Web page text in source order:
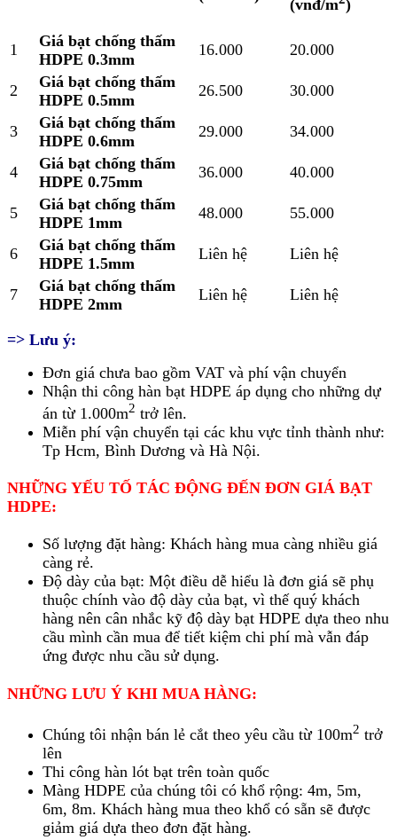
(vnđ/m )
1
Giá bạt chống thấm
HDPE 0.3mm
16.000 20.000
2
Giá bạt chống thấm
HDPE 0.5mm
26.500 30.000
3
Giá bạt chống thấm
HDPE 0.6mm
29.000 34.000
4
Giá bạt chống thấm
HDPE 0.75mm
36.000 40.000
5
Giá bạt chống thấm
HDPE 1mm
48.000 55.000
6
Giá bạt chống thấm
HDPE 1.5mm
Liên hệ Liên hệ
7
Giá bạt chống thấm
HDPE 2mm
Liên hệ Liên hệ
=> Lưu ý:
Đơn giá chưa bao gồm VAT và phí vận chuyển
Nhận thi công hàn bạt HDPE áp dụng cho những dự
án từ 1.000m2 trở lên.
Miễn phí vận chuyển tại các khu vực tỉnh thành như:
Tp Hcm, Bình Dương và Hà Nội.
NHỮNG YẾU TỐ TÁC ĐỘNG ĐẾN ĐƠN GIÁ BẠT
HDPE:
Số lượng đặt hàng: Khách hàng mua càng nhiều giá
càng rẻ.
Độ dày của bạt: Một điều dễ hiểu là đơn giá sẽ phụ
thuộc chính vào độ dày của bạt, vì thế quý khách
hàng nên cân nhắc kỹ độ dày bạt HDPE dựa theo nhu
cầu mình cần mua để tiết kiệm chi phí mà vẫn đáp
ứng được nhu cầu sử dụng.
NHỮNG LƯU Ý KHI MUA HÀNG:
Chúng tôi nhận bán lẻ cắt theo yêu cầu từ 100m2 trở
lên
Thi công hàn lót bạt trên toàn quốc
Màng HDPE của chúng tôi có khổ rộng: 4m, 5m,
6m, 8m. Khách hàng mua theo khổ có sẵn sẽ được
giảm giá dựa theo đơn đặt hàng.